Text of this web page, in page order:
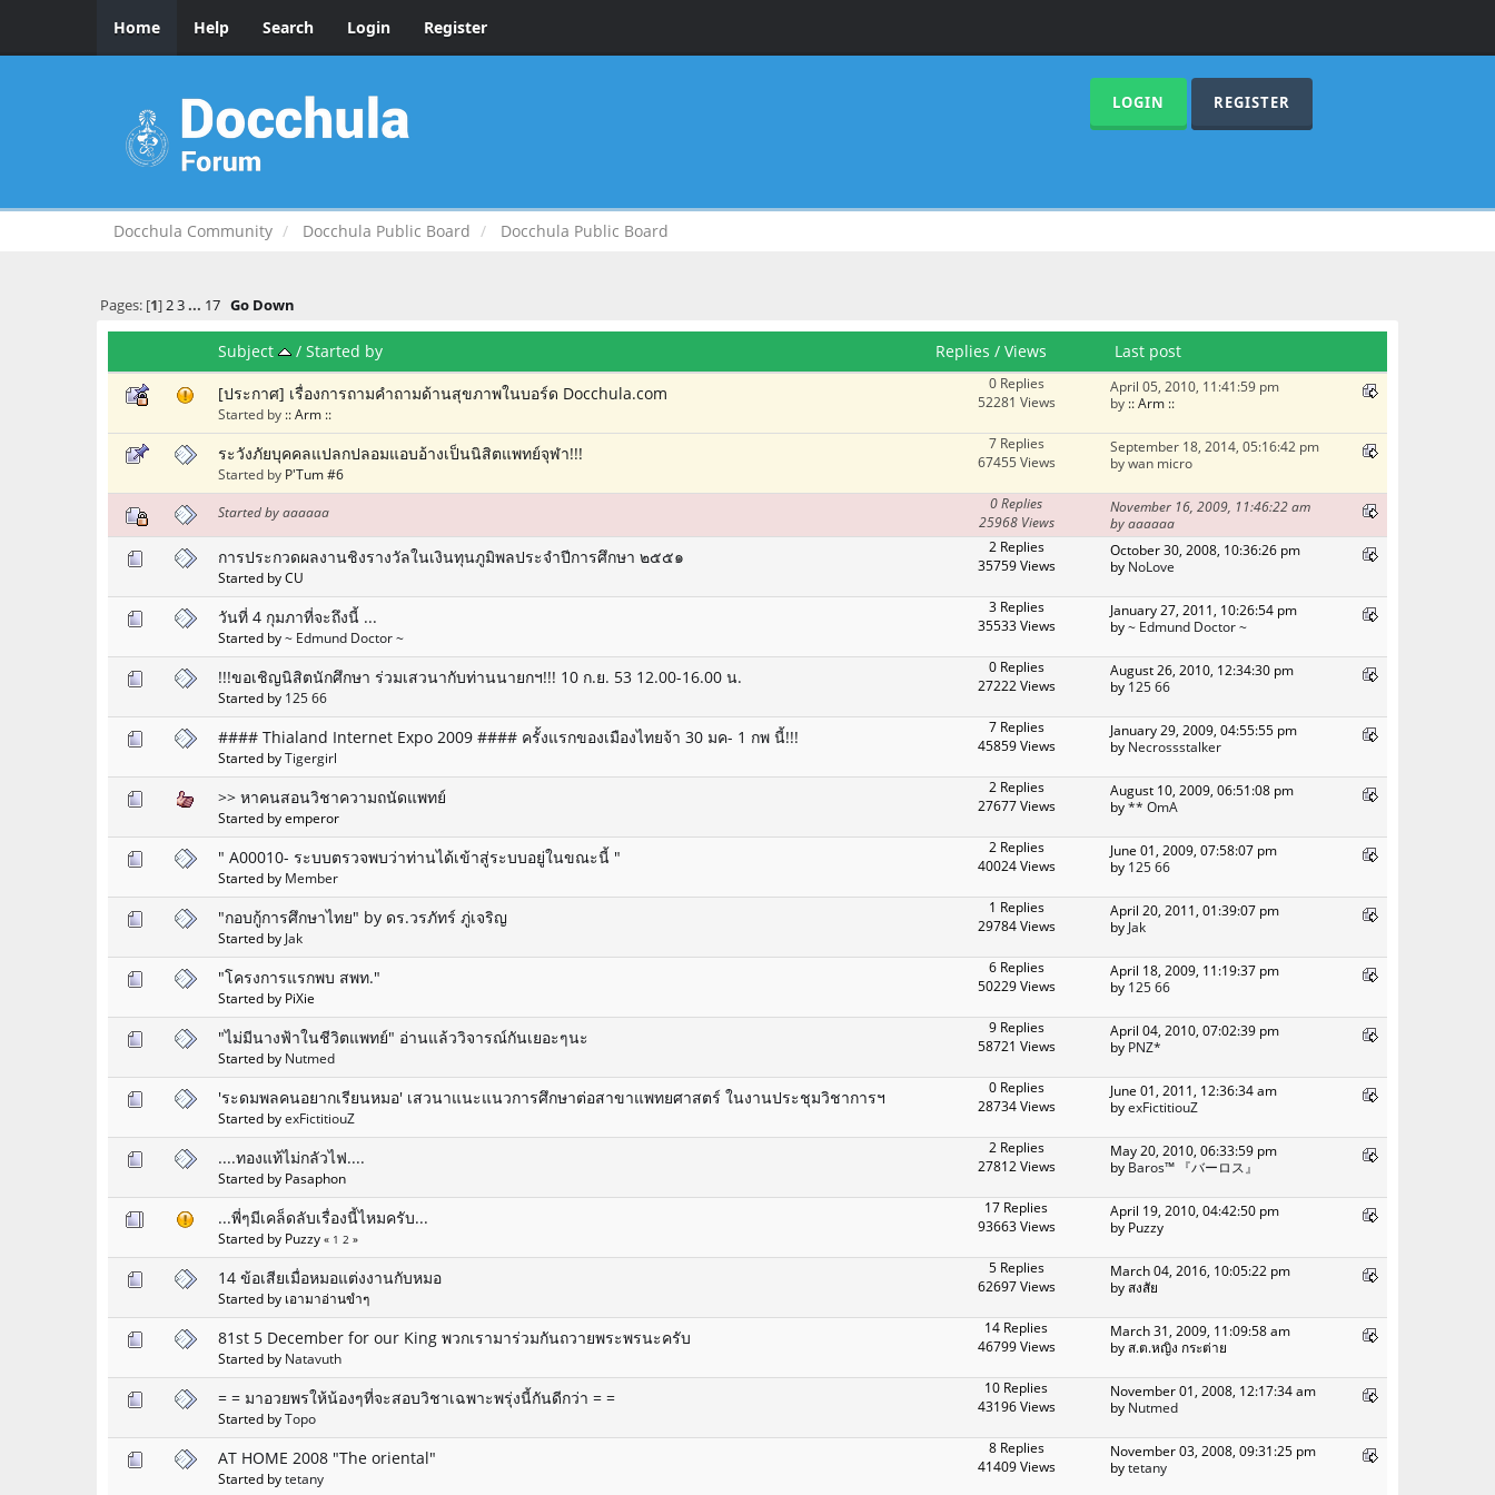
Home Help Search Login Register
LOGIN REGISTER
Docchula Community Docchula Public Board Docchula Public Board
Pages: [1]2 3 ... 17 Go Down
Subject / Started by Replies / Views
Last post
[ประกาศ] เรื่องการถามคำถามด้านสุขภาพในบอร์ด Docchula.com
Started by :: Arm ::
0 Replies
52281 Views
April 05, 2010, 11:41:59 pm
by :: Arm ::
ระวังภัยบุคคลแปลกปลอมแอบอ้างเป็นนิสิตแพทย์จุฬา!!!
Started by P'Tum #6
7 Replies
67455 Views
September 18, 2014, 05:16:42 pm
by wan micro
Started by aaaaaa
0 Replies
25968 Views
November 16, 2009, 11:46:22 am
by aaaaaa
การประกวดผลงานชิงรางวัลในเงินทุนภูมิพลประจำปีการศึกษา ๒๕๕๑
Started by CU
2 Replies
35759 Views
October 30, 2008, 10:36:26 pm
by NoLove
วันที่ 4 กุมภาที่จะถึงนี้ ...
Started by~ Edmund Doctor ~
3 Replies
35533 Views
January 27, 2011, 10:26:54 pm
by~ Edmund Doctor ~
!!!ขอเชิญนิสิตนักศึกษา ร่วมเสวนากับท่านนายกฯ!!! 10 ก.ย. 53 12.00-16.00 น.
Started by 125 66
0 Replies
27222 Views
August 26, 2010, 12:34:30 pm
by 125 66
#### Thialand Internet Expo 2009 #### ครั้งแรกของเมืองไทยจ้า 30 มค- 1 กพ นี้!!!
Started byTigergirl
7 Replies
45859 Views
January 29, 2009, 04:55:55 pm
by Necrossstalker
>> หาคนสอนวิชาความถนัดแพทย์
Started by emperor
2 Replies
27677 Views
August 10, 2009, 06:51:08 pm
by** OmA
" A00010- ระบบตรวจพบว่าท่านได้เข้าสู่ระบบอยู่ในขณะนี้ "
Started by Member
2 Replies
40024 Views
June 01, 2009, 07:58:07 pm
by 125 66
"กอบกู้การศึกษาไทย" by ดร.วรภัทร์ ภู่เจริญ
Started by Jak
1 Replies
29784 Views
April 20, 2011, 01:39:07 pm
by Jak
"โครงการแรกพบ สพท."
Started by PiXie
6 Replies
50229 Views
April 18, 2009, 11:19:37 pm
by 125 66
"ไม่มีนางฟ้าในชีวิตแพทย์" อ่านแล้ววิจารณ์กันเยอะๆนะ
Started by Nutmed
9 Replies
58721 Views
April 04, 2010, 07:02:39 pm
by PNZ*
'ระดมพลคนอยากเรียนหมอ' เสวนาแนะแนวการศึกษาต่อสาขาแพทยศาสตร์ ในงานประชุมวิชาการฯ
Started byexFictitiouZ
0 Replies
28734 Views
June 01, 2011, 12:36:34 am
byexFictitiouZ
....ทองแท้ไม่กลัวไฟ....
Started by Pasaphon
2 Replies
27812 Views
May 20, 2010, 06:33:59 pm
by Baros™ 『バーロス』
...พี่ๆมีเคล็ดลับเรื่องนี้ไหมครับ...
Started by Puzzy « 1 2 »
17 Replies
93663 Views
April 19, 2010, 04:42:50 pm
by Puzzy
14 ข้อเสียเมื่อหมอแต่งงานกับหมอ
Started by เอามาอ่านขำๆ
5 Replies
62697 Views
March 04, 2016, 10:05:22 pm
by สงสัย
81st 5 December for our King พวกเรามาร่วมกันถวายพระพรนะครับ
Started by Natavuth
14 Replies
46799 Views
March 31, 2009, 11:09:58 am
by ส.ต.หญิง กระต่าย
= = มาอวยพรให้น้องๆที่จะสอบวิชาเฉพาะพรุ่งนี้กันดีกว่า = =
Started byTopo
10 Replies
43196 Views
November 01, 2008, 12:17:34 am
by Nutmed
AT HOME 2008 "The oriental"
Started bytetany
8 Replies
41409 Views
November 03, 2008, 09:31:25 pm
bytetany